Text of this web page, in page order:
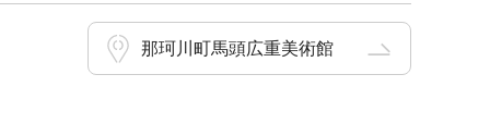
那珂川町馬頭広重美術館